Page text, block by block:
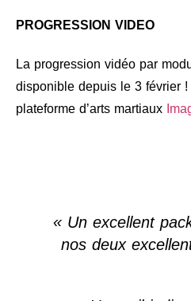
PROGRESSION VIDEO
La progression vidéo par
disponible depuis le 3 février !
plateforme d’arts martiaux
« Un excellent
nos deux